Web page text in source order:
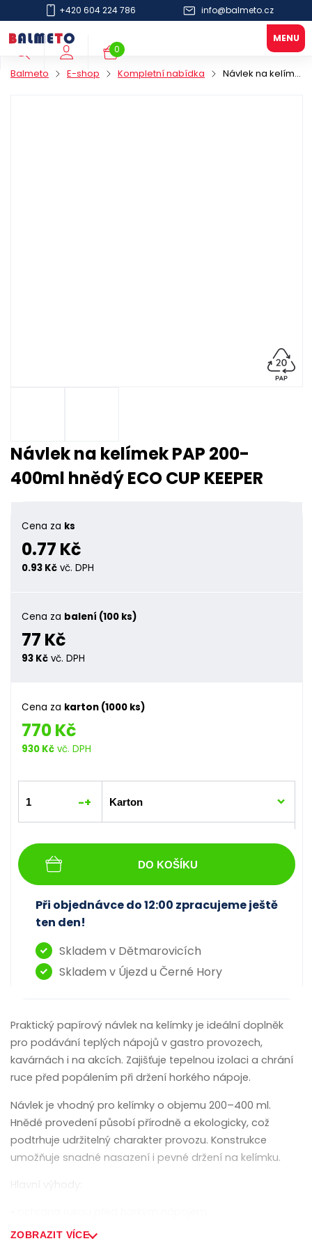
+420 604 224 786 info@balmeto.cz
0
Balmeto E-shop Kompletní nabídka Návlek na kelímek PAP 200-400ml hnědý ECO CUP KEEPER
Návlek na kelímek PAP 200-
400ml hnědý ECO CUP KEEPER
Cena za ks
0.77 Kč
0.93 Kč vč. DPH
Cena za balení (100 ks)
77 Kč
93 Kč vč. DPH
Cena za karton (1000 ks)
770 Kč
930 Kč vč. DPH
-+
DO KOŠÍKU
Při objednávce do 12:00 zpracujeme ještě
ten den!
Skladem v Dětmarovicích
Skladem v Újezd u Černé Hory
Praktický papírový návlek na kelímky je ideální doplněk
pro podávání teplých nápojů v gastro provozech,
kavárnách i na akcích. Zajišťuje tepelnou izolaci a chrání
ruce před popálením při držení horkého nápoje.
Návlek je vhodný pro kelímky o objemu 200–400 ml.
Hnědé provedení působí přírodně a ekologicky, což
podtrhuje udržitelný charakter provozu. Konstrukce
umožňuje snadné nasazení i pevné držení na kelímku.
Hlavní výhody:
• zlepšení komfortu při držení kelímku
ZOBRAZIT VÍCE